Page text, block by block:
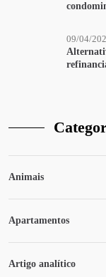
09/04/
Animais
Apartamentos
Artigo analítico